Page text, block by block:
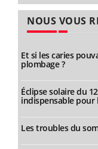
NOUS VOUS
Et si les caries
plombage ?
Éclipse solaire du
indispensable pour
Les troubles du